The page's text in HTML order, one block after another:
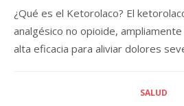
¿Qué es el Ketorolaco? El
analgésico no opioide,
alta eficacia para aliviar dolores
SALUD